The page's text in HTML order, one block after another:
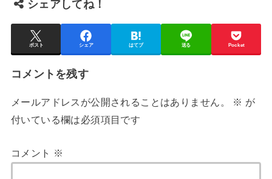
シェアしてね！
ポスト シェア はてブ 送る Pocket
コメントを残す
メールアドレスが公開されることはありません。 ※ が
付いている欄は必須項目です
コメント ※